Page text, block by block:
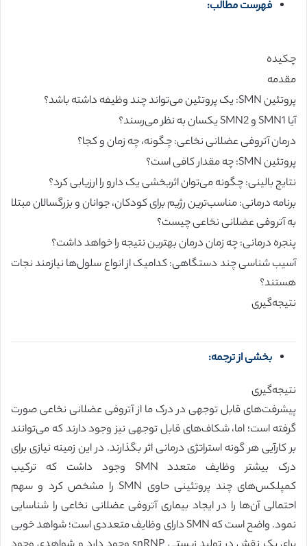
فهرست مطالب:
چکیده
مقدمه
پروتئین SMN: یک پروتئین می‌تواند چند وظیفه داشته باشد؟
آیا SMN1 و SMN2 یکسان به نظر می‌رسند؟
درمان آتروفی عضلانی نخاعی: چگونه، چه زمان و کجا؟
پروتئین SMN: چه مقدار کافی است؟
نتایج بالینی: چگونه می‌توان اثربخشی یک دارو را ارزیابی کرد؟
برنامه درمانی: مناسب‌ترین رژیم برای کودکان، جوانان و بزرگسالان مبتلا
به آتروفی عضلانی نخاعی چیست؟
پنجره‌ درمانی: چه زمان درمان بهترین نتیجه را خواهد داشت؟
آسیب شناسی چند دستگاهی: کدامیک از انواع سلول‌ها نیازمند نجات
هستند؟
نتیجه‌گیری
بخشی از ترجمه:
نتیجه‌گیری
پیشرفت‌های قابل توجهی در درک ما از آتروفی عضلانی نخاعی صورت
گرفته است؛ اما، شکاف‌های قابل توجهی نیز وجود دارند که می‌توانند
بر کارآیی هر گونه استراتژی درمانی اثر بگذارند. در این زمینه نیازی برای
درک بیشتر وظایف متعدد SMN وجود داشت که ترکیب
کمپلکس‌های چند پروتئینی حاوی SMN را مشخص کرد و سهم
احتمالی آن‌ها را در ایجاد بیماری آتروفی عضلانی نخاعی را شناسایی
نمود. واضح است که SMN دارای وظایف متعددی است؛ شواهد خوبی